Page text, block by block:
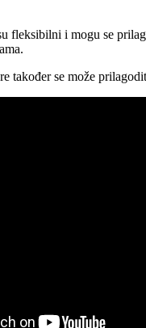
fleksibilni i mogu se
također se može